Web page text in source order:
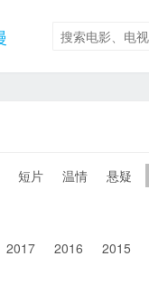
短片 温情 悬疑
2017 2016 2015